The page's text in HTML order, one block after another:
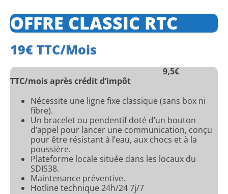
OFFRE CLASSIC RTC
19€ TTC/mois
9,5€
TTC/mois après crédit d’impôt
Nécessite une ligne fixe classique (sans box ni
fibre).
Un bracelet ou pendentif doté d’un bouton
d’appel pour lancer une communication, conçu
pour être résistant à l’eau, aux chocs et à la
poussière.
Plateforme locale située dans les locaux du
SDIS38.
Maintenance préventive.
Hotline technique 24h/24 7j/7